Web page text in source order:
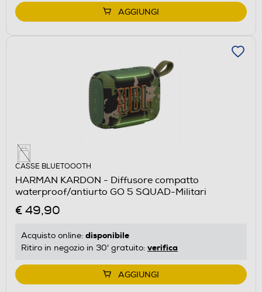
AGGIUNGI
CASSE BLUETOOOTH
HARMAN KARDON - Diffusore compatto
waterproof/antiurto GO 5 SQUAD-Militari
€ 49,90
Acquisto online: disponibile
Ritiro in negozio in 30' gratuito: verifica
AGGIUNGI